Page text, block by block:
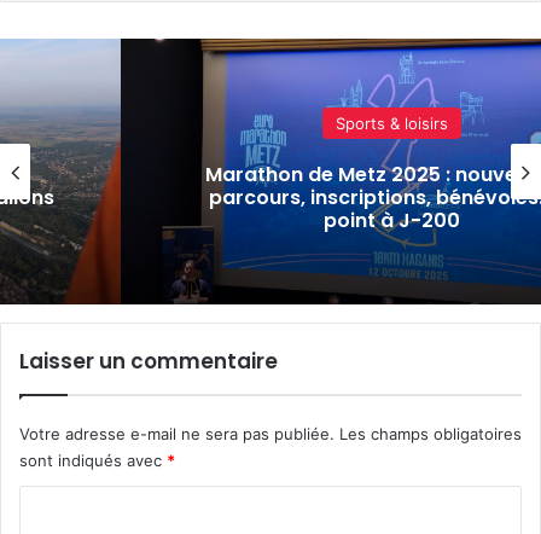
le
Sports & loisirs
Montgolfières : la Coupe
Gordon Bennett débarque à
2025
Laisser un commentaire
Votre adresse e-mail ne sera pas publiée. Les champs obligatoires
sont indiqués avec *